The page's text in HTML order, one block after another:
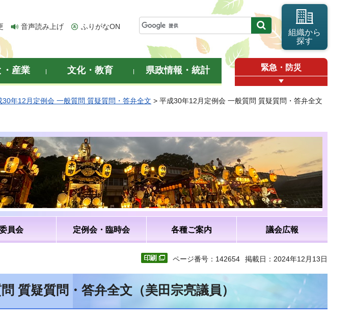
音声読み上げ ふりがなON
組織から
探す
・産業 文化・教育 県政情報・統計 緊急・防災
30年12月定例会 一般質問 質疑質問・答弁全文 > 平成30年12月定例会 一般質問 質疑質問・答弁全文
員会 定例会・臨時会 各種ご案内 議会広報
ページ番号：142654 掲載日：2024年12月13日
質疑質問・答弁全文（美田宗亮議員）